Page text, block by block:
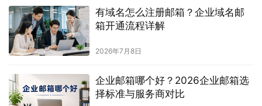
有域名怎么注册邮箱？企业域名邮
箱开通流程详解
2026年7月8日
企业邮箱哪个好？2026企业邮箱选
择标准与服务商对比